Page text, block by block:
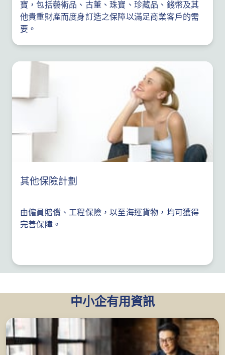
寶，包括藝術品、古董、珠寶、珍藏品、錢幣及其
他貴重財產而度身訂造之保障以滿足商業客戶的需
要。
其他保險計劃
由僱員賠償、工程保險，以至海運貨物，均可獲得
完善保障。
中小企有用資訊